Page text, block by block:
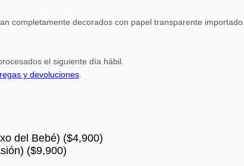
completamente decorados con papel transparente
el siguiente día hábil.
y devoluciones.
del Bebé) ($4,900)
($9,900)